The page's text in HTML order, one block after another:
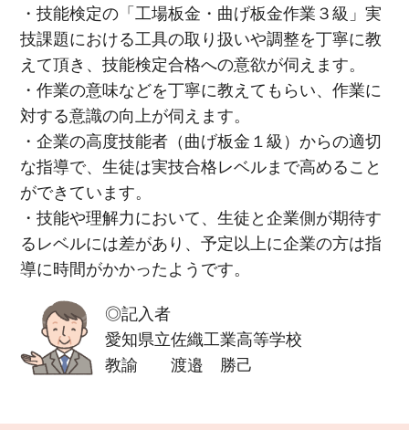
・技能検定の「工場板金・曲げ板金作業３級」実
技課題における工具の取り扱いや調整を丁寧に教
えて頂き、技能検定合格への意欲が伺えます。
・作業の意味などを丁寧に教えてもらい、作業に
対する意識の向上が伺えます。
・企業の高度技能者（曲げ板金１級）からの適切
な指導で、生徒は実技合格レベルまで高めること
ができています。
・技能や理解力において、生徒と企業側が期待す
るレベルには差があり、予定以上に企業の方は指
導に時間がかかったようです。
◎記入者
愛知県立佐織工業高等学校
教諭 渡邉 勝己